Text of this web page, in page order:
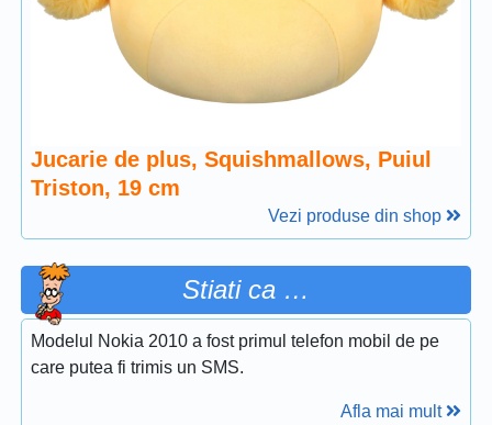
Jucarie de plus, Squishmallows, Puiul
Triston, 19 cm
Vezi produse din shop
Stiati ca …
Modelul Nokia 2010 a fost primul telefon mobil de pe
care putea fi trimis un SMS.
Afla mai mult